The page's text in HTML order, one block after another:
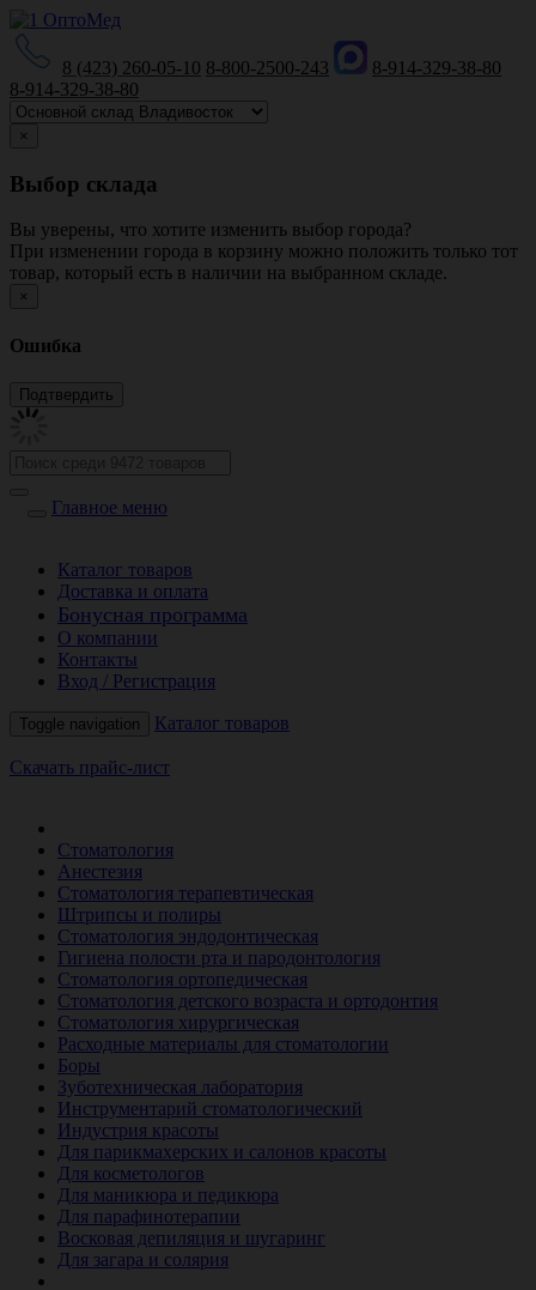
8 (423) 260-05-10 8-800-2500-243
8-914-329-38-80
8-914-329-38-80
×
Выбор склада
Вы уверены, что хотите изменить выбор города?
При изменении города в корзину можно положить только тот
товар, который есть в наличии на выбранном складе.
×
Ошибка
Главное меню
Каталог товаров
Доставка и оплата
Бонусная программа
О компании
Контакты
Вход / Регистрация
Toggle navigation Каталог товаров
Скачать прайс-лист
Стоматология
Анестезия
Стоматология терапевтическая
Штрипсы и полиры
Стоматология эндодонтическая
Гигиена полости рта и пародонтология
Стоматология ортопедическая
Стоматология детского возраста и ортодонтия
Стоматология хирургическая
Расходные материалы для стоматологии
Боры
Зуботехническая лаборатория
Инструментарий стоматологический
Индустрия красоты
Для парикмахерских и салонов красоты
Для косметологов
Для маникюра и педикюра
Для парафинотерапии
Восковая депиляция и шугаринг
Для загара и солярия